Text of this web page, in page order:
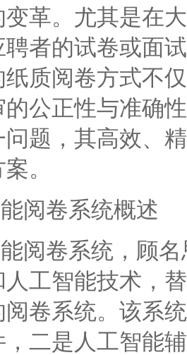
革。尤其是在
者的试卷或面
质阅卷方式不
公正性与准确
题，其高效、
。
阅卷系统概述
卷系统，顾名
工智能技术，
卷系统。该系
二是人工智能